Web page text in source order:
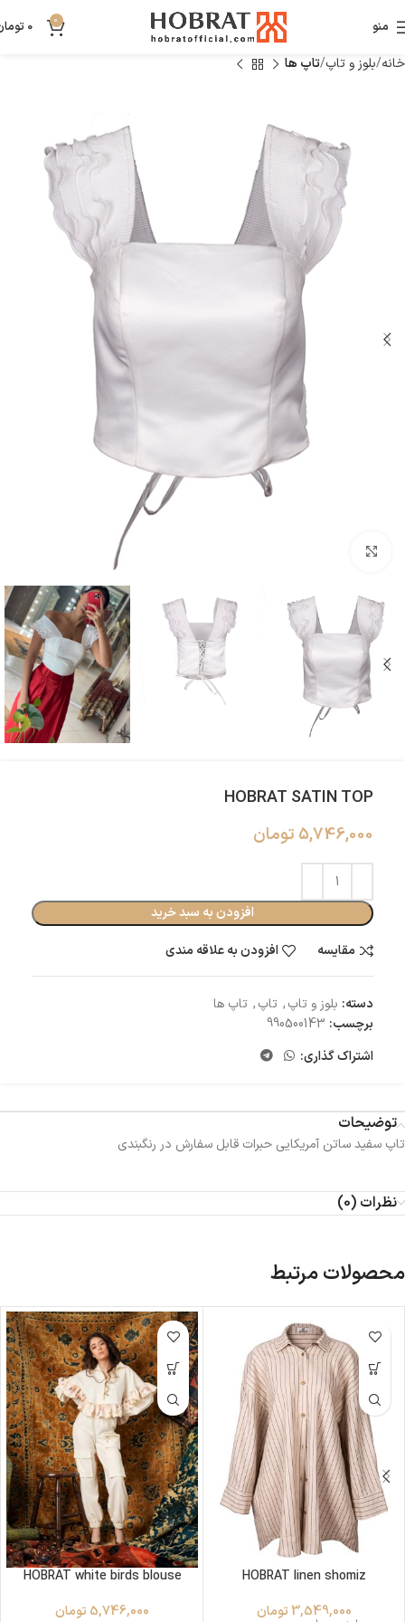
منو 0
0
خانه بلوز و تاپ تاپ ها
HOBRAT SATIN TOP
5,746,000 تومان
افزودن به سبد خرید
مقایسه
افزودن به علاقه مندی
دسته: بلوز و تاپ, تاپ, تاپ ها
برچسب: 990500143
اشتراک گذاری:
توضیحات
تاپ سفید ساتن آمریکایی حبرات قابل سفارش در رنگبندی
نظرات (0)
محصولات مرتبط
HOBRAT linen shomiz
3,549,000 تومان
HOBRAT white birds blouse
5,746,000 تومان